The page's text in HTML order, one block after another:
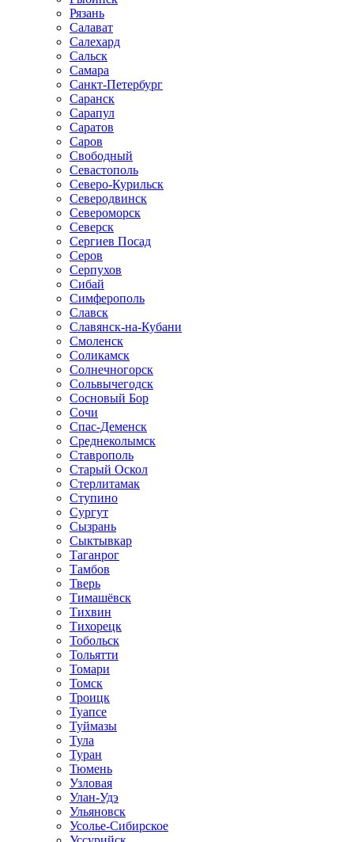
Рязань
Салават
Салехард
Сальск
Самара
Санкт-Петербург
Саранск
Сарапул
Саратов
Саров
Свободный
Севастополь
Северо-Курильск
Северодвинск
Североморск
Северск
Сергиев Посад
Серов
Серпухов
Сибай
Симферополь
Славск
Славянск-на-Кубани
Смоленск
Соликамск
Солнечногорск
Сольвычегодск
Сосновый Бор
Сочи
Спас-Деменск
Среднеколымск
Ставрополь
Старый Оскол
Стерлитамак
Ступино
Сургут
Сызрань
Сыктывкар
Таганрог
Тамбов
Тверь
Тимашёвск
Тихвин
Тихорецк
Тобольск
Тольятти
Томари
Томск
Троицк
Туапсе
Туймазы
Тула
Туран
Тюмень
Узловая
Улан-Удэ
Ульяновск
Усолье-Сибирское